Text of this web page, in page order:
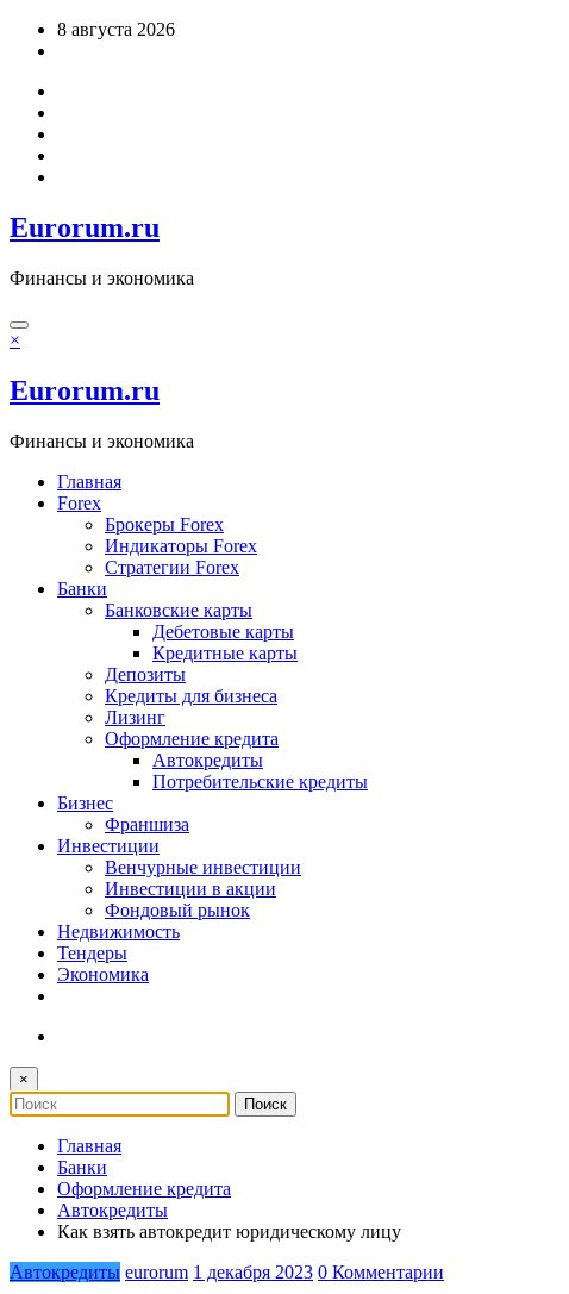
Перейти8 августа 2026
Eurorum.ru
Финансы и экономика
×
Eurorum.ru
Финансы и экономика
Главная
Forex
Брокеры Forex
Индикаторы Forex
Стратегии Forex
Банки
Банковские карты
Дебетовые карты
Кредитные карты
Депозиты
Кредиты для бизнеса
Лизинг
Оформление кредита
Автокредиты
Потребительские кредиты
Бизнес
Франшиза
Инвестиции
Венчурные инвестиции
Инвестиции в акции
Фондовый рынок
Недвижимость
Тендеры
Экономика
×
Главная
Банки
Оформление кредита
Автокредиты
Как взять автокредит юридическому лицу
Автокредиты eurorum 1 декабря 2023 0 Комментарии